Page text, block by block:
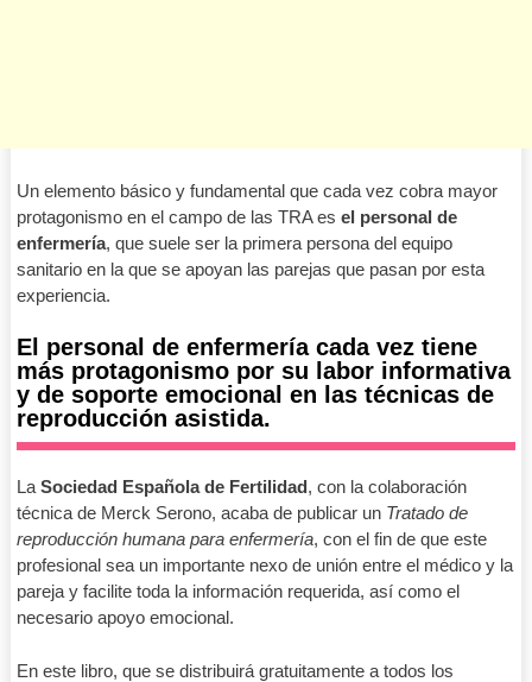
Un elemento básico y fundamental que cada vez cobra mayor
protagonismo en el campo de las TRA es el personal de
enfermería, que suele ser la primera persona del equipo
sanitario en la que se apoyan las parejas que pasan por esta
experiencia.
El personal de enfermería cada vez tiene
más protagonismo por su labor informativa
y de soporte emocional en las técnicas de
reproducción asistida.
La Sociedad Española de Fertilidad, con la colaboración
técnica de Merck Serono, acaba de publicar un Tratado de
reproducción humana para enfermería, con el fin de que este
profesional sea un importante nexo de unión entre el médico y la
pareja y facilite toda la información requerida, así como el
necesario apoyo emocional.
En este libro, que se distribuirá gratuitamente a todos los